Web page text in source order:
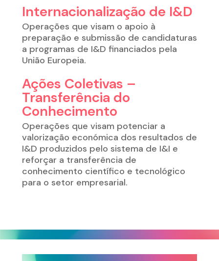
Internacionalização de I&D
Operações que visam o apoio à
preparação e submissão de candidaturas
a programas de I&D financiados pela
União Europeia.
Ações Coletivas –
Transferência do
Conhecimento
Operações que visam potenciar a
valorização económica dos resultados de
I&D produzidos pelo sistema de I&I e
reforçar a transferência de
conhecimento científico e tecnológico
para o setor empresarial.